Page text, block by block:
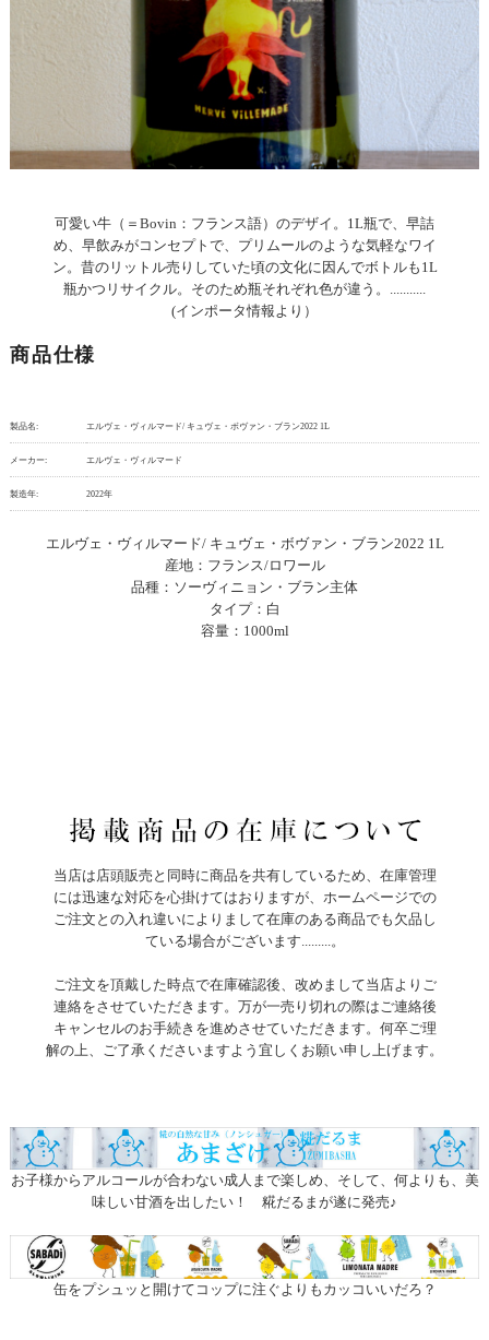
可愛い牛（＝Bovin：フランス語）のデザイ。1L瓶で、早詰
め、早飲みがコンセプトで、プリムールのような気軽なワイ
ン。昔のリットル売りしていた頃の文化に因んでボトルも1L
瓶かつリサイクル。そのため瓶それぞれ色が違う。...........
(インポータ情報より）
商品仕様
製品名: エルヴェ・ヴィルマード/ キュヴェ・ボヴァン・ブラン2022 1L
メーカー: エルヴェ・ヴィルマード
製造年: 2022年
エルヴェ・ヴィルマード/ キュヴェ・ボヴァン・ブラン2022 1L
産地：フランス/ロワール
品種：ソーヴィニョン・ブラン主体
タイプ：白
容量：1000ml
当店は店頭販売と同時に商品を共有しているため、在庫管理
には迅速な対応を心掛けてはおりますが、ホームページでの
ご注文との入れ違いによりまして在庫のある商品でも欠品し
ている場合がございます.........。
ご注文を頂戴した時点で在庫確認後、改めまして当店よりご
連絡をさせていただきます。万が一売り切れの際はご連絡後
キャンセルのお手続きを進めさせていただきます。何卒ご理
解の上、ご了承くださいますよう宜しくお願い申し上げます。
お子様からアルコールが合わない成人まで楽しめ、そして、何よりも、美
味しい甘酒を出したい！ 糀だるまが遂に発売♪
缶をプシュッと開けてコップに注ぐよりもカッコいいだろ？